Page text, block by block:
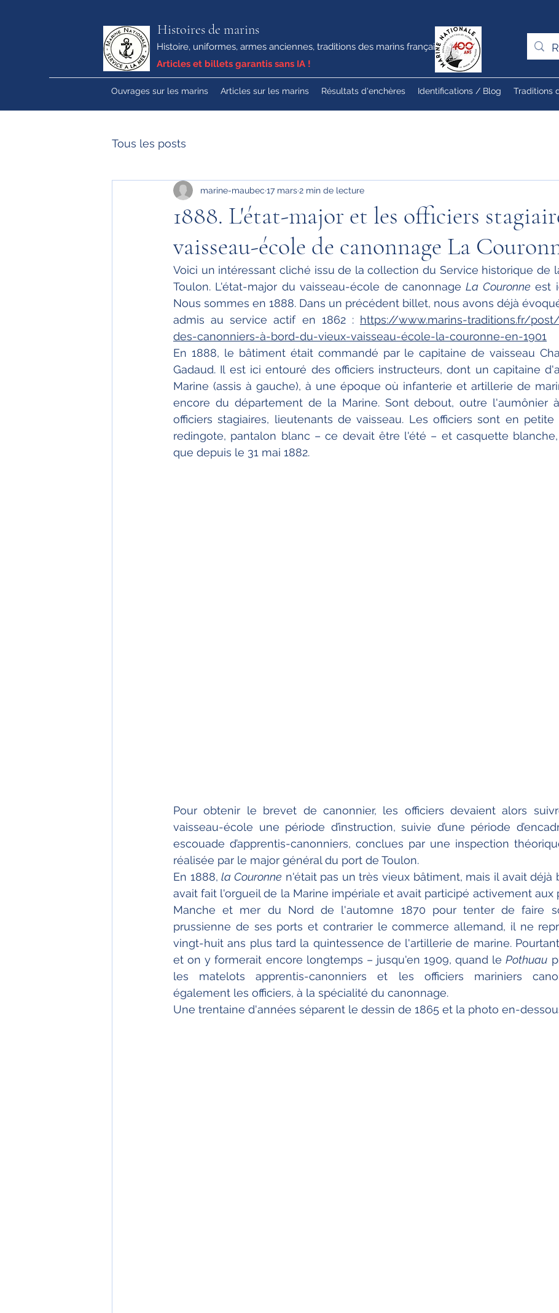
Histoires de marins
Histoire, uniformes, armes anciennes, traditions des marins français
Articles et billets garantis sans IA !
Ouvrages sur les marins Articles sur les marins Résultats d'enchères Identifications / Blog Traditions
Tous les posts
1888. L'état-major et les officiers
vaisseau-école de canonnage La
marine-maubec 17 mars2 min de lecture
Voici un intéressant cliché issu de la collection du Service historique de
Toulon. L'état-major du vaisseau-école de canonnage La Couronne est
Nous sommes en 1888. Dans un précédent billet, nous avons déjà
admis au service actif en 1862 : https://www.marins-traditions.fr/
des-canonniers-à-bord-du-vieux-vaisseau-école-la-couronne-en-1901
En 1888, le bâtiment était commandé par le capitaine de vaisseau
Gadaud. Il est ici entouré des officiers instructeurs, dont un capitaine
Marine (assis à gauche), à une époque où infanterie et artillerie de
encore du département de la Marine. Sont debout, outre l'aumônier
officiers stagiaires, lieutenants de vaisseau. Les officiers sont en
redingote, pantalon blanc – ce devait être l'été – et casquette
que depuis le 31 mai 1882.
Pour obtenir le brevet de canonnier, les officiers devaient alors
vaisseau-école une période d’instruction, suivie d’une période
escouade d’apprentis-canonniers, conclues par une inspection
réalisée par le major général du port de Toulon.
En 1888, la Couronne n'était pas un très vieux bâtiment, mais il avait déjà
avait fait l'orgueil de la Marine impériale et avait participé activement aux
Manche et mer du Nord de l'automne 1870 pour tenter de faire
prussienne de ses ports et contrarier le commerce allemand, il ne
vingt-huit ans plus tard la quintessence de l'artillerie de marine.
et on y formerait encore longtemps – jusqu'en 1909, quand le Pothuau
les matelots apprentis-canonniers et les officiers mariniers
également les officiers, à la spécialité du canonnage.
Une trentaine d'années séparent le dessin de 1865 et la photo en-